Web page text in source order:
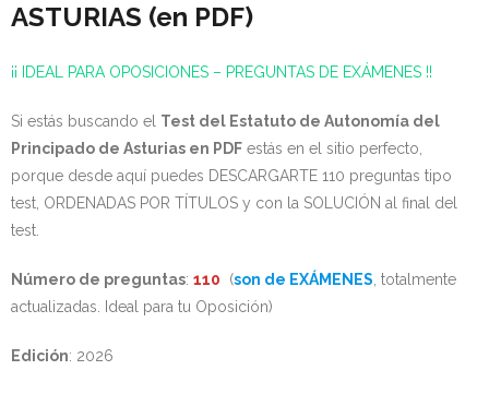
ASTURIAS (en PDF)
¡¡ IDEAL PARA OPOSICIONES – PREGUNTAS DE EXÁMENES !!
Si estás buscando el Test del Estatuto de Autonomía del
Principado de Asturias en PDF estás en el sitio perfecto,
porque desde aquí puedes DESCARGARTE 110 preguntas tipo
test, ORDENADAS POR TÍTULOS y con la SOLUCIÓN al final del
test.
Número de preguntas: 110 (son de EXÁMENES , totalmente
actualizadas. Ideal para tu Oposición)
Edición: 2026